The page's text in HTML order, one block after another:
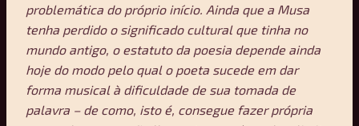
problemática do próprio início. Ainda que a Musa
tenha perdido o significado cultural que tinha no
mundo antigo, o estatuto da poesia depende ainda
hoje do modo pelo qual o poeta sucede em dar
forma musical à dificuldade de sua tomada de
palavra – de como, isto é, consegue fazer própria